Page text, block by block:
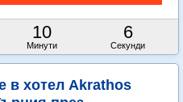
10
Минути
4
Секунди
в хотел Akrathos